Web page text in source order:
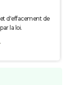
d'effacement de
la loi.